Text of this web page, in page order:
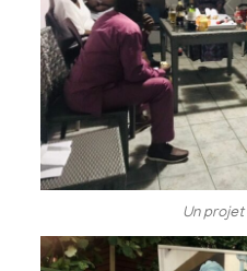
Un